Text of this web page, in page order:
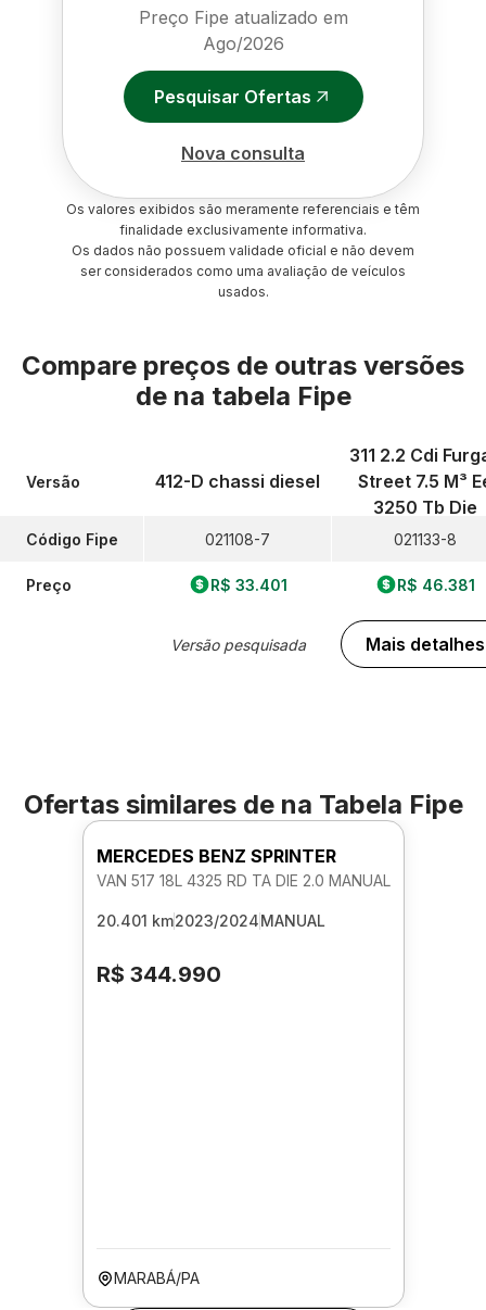
Preço Fipe atualizado em
Ago/2026
Pesquisar Ofertas
Nova consulta
Os valores exibidos são meramente referenciais e têm
finalidade exclusivamente informativa.
Os dados não possuem validade oficial e não devem
ser considerados como uma avaliação de veículos
usados.
Compare preços de outras versões
de na tabela Fipe
Versão
Código Fipe
Preço
412-D chassi diesel
021108-7
R$ 33.401
Versão pesquisada
311 2.2 Cdi
Street 7.5 M³
3250 Tb Die
021133-8
R$ 46.381
Mais detalhes
Ofertas similares de na Tabela Fipe
MERCEDES BENZ SPRINTER
VAN 517 18L 4325 RD TA DIE 2.0 MANUAL
20.401 km2023/2024MANUAL
R$ 344.990
MARABÁ/PA